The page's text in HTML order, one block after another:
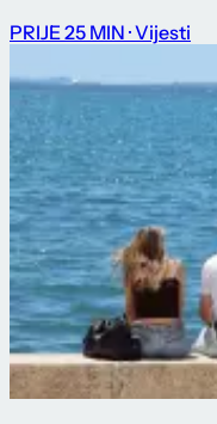
PRIJE 25 MIN · Vijesti